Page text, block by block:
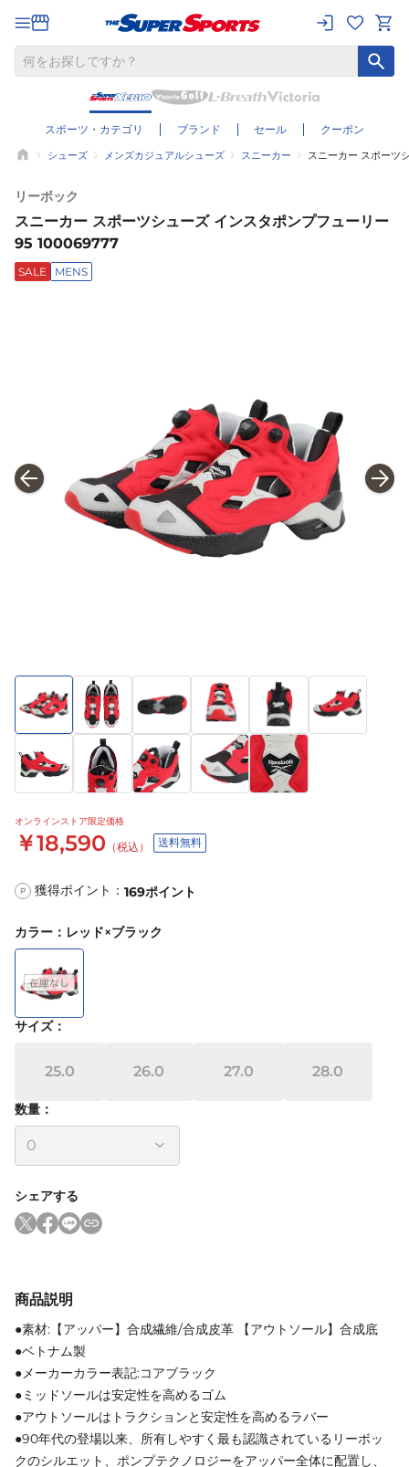
スポーツ・カテゴリ ブランド セール クーポン
シューズ メンズカジュアルシューズ スニーカー スニーカー スポーツ
リーボック
スニーカー スポーツシューズ インスタポンプフューリー
95 100069777
SALE MENS
オンラインストア限定価格
￥18,590 （税込） 送料無料
P 獲得ポイント： 169ポイント
カラー ： レッド×ブラック
サイズ：
25.0 26.0 27.0 28.0
数量：
シェアする
商品説明
●素材:【アッパー】合成繊維/合成皮革 【アウトソール】合成底
●ベトナム製
●メーカーカラー表記:コアブラック
●ミッドソールは安定性を高めるゴム
●アウトソールはトラクションと安定性を高めるラバー
●90年代の登場以来、所有しやすく最も認識されているリーボッ
クのシルエット、ポンプテクノロジーをアッパー全体に配置し、